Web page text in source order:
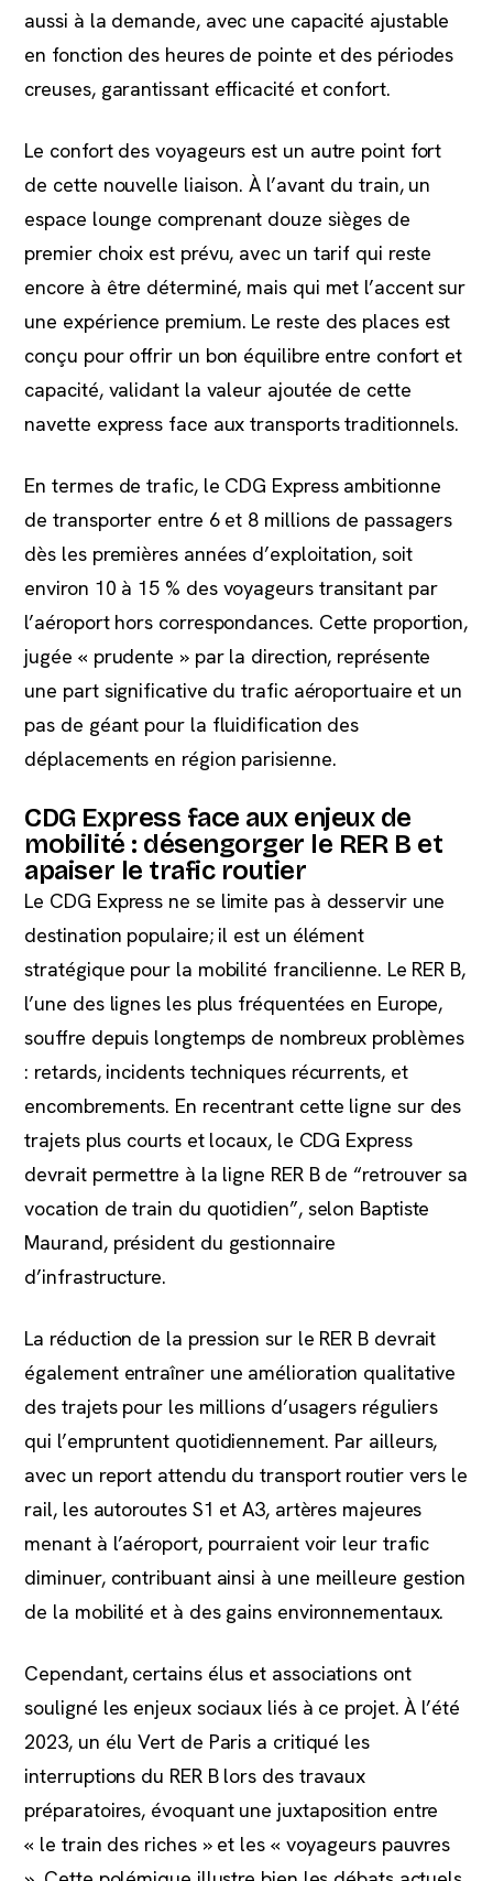
aussi à la demande, avec une capacité ajustable
en fonction des heures de pointe et des périodes
creuses, garantissant efficacité et confort.
Le confort des voyageurs est un autre point fort
de cette nouvelle liaison. À l’avant du train, un
espace lounge comprenant douze sièges de
premier choix est prévu, avec un tarif qui reste
encore à être déterminé, mais qui met l’accent sur
une expérience premium. Le reste des places est
conçu pour offrir un bon équilibre entre confort et
capacité, validant la valeur ajoutée de cette
navette express face aux transports traditionnels.
En termes de trafic, le CDG Express ambitionne
de transporter entre 6 et 8 millions de passagers
dès les premières années d’exploitation, soit
environ 10 à 15 % des voyageurs transitant par
l’aéroport hors correspondances. Cette proportion,
jugée « prudente » par la direction, représente
une part significative du trafic aéroportuaire et un
pas de géant pour la fluidification des
déplacements en région parisienne.
CDG Express face aux enjeux de
mobilité : désengorger le RER B et
apaiser le trafic routier
Le CDG Express ne se limite pas à desservir une
destination populaire; il est un élément
stratégique pour la mobilité francilienne. Le RER B,
l’une des lignes les plus fréquentées en Europe,
souffre depuis longtemps de nombreux problèmes
: retards, incidents techniques récurrents, et
encombrements. En recentrant cette ligne sur des
trajets plus courts et locaux, le CDG Express
devrait permettre à la ligne RER B de “retrouver sa
vocation de train du quotidien”, selon Baptiste
Maurand, président du gestionnaire
d’infrastructure.
La réduction de la pression sur le RER B devrait
également entraîner une amélioration qualitative
des trajets pour les millions d’usagers réguliers
qui l’empruntent quotidiennement. Par ailleurs,
avec un report attendu du transport routier vers le
rail, les autoroutes S1 et A3, artères majeures
menant à l’aéroport, pourraient voir leur trafic
diminuer, contribuant ainsi à une meilleure gestion
de la mobilité et à des gains environnementaux.
Cependant, certains élus et associations ont
souligné les enjeux sociaux liés à ce projet. À l’été
2023, un élu Vert de Paris a critiqué les
interruptions du RER B lors des travaux
préparatoires, évoquant une juxtaposition entre
« le train des riches » et les « voyageurs pauvres